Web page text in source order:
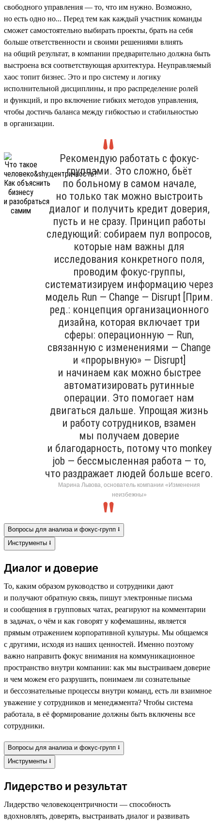
свободного управления — то, что им нужно. Возможно,
но есть одно но... Перед тем как каждый участник команды
сможет самостоятельно выбирать проекты, брать на себя
больше ответственности и своими решениями влиять
на общий результат, в компании предварительно должна быть
выстроена вся соответствующая архитектура. Неуправляемый
хаос топит бизнес. Это и про систему и логику
исполнительной дисциплины, и про распределение ролей
и функций, и про включение гибких методов управления,
чтобы достичь баланса между гибкостью и стабильностью
в организации.
Рекомендую работать с фокус-
группами. Это сложно, бьёт
по больному в самом начале,
но только так можно выстроить
диалог и получить кредит доверия,
пусть и не сразу. Принцип работы
следующий: собираем пул вопросов,
которые нам важны для
исследования конкретного поля,
проводим фокус-группы,
систематизируем информацию через
модель Run — Change — Disrupt [Прим.
ред.: концепция организационного
дизайна, которая включает три
сферы: операционную — Run,
связанную с изменениями — Change
и «прорывную» — Disrupt]
и начинаем как можно быстрее
автоматизировать рутинные
операции. Это помогает нам
двигаться дальше. Упрощая жизнь
и работу сотрудников, взамен
мы получаем доверие
и благодарность, потому что monkey
job — бессмысленная работа — то,
что раздражает людей больше всего.
Марина Львова, основатель компании «Изменения
неизбежны»
Вопросы для анализа и фокус-групп ⭣
Инструменты ⭣
Диалог и доверие
То, каким образом руководство и сотрудники дают
и получают обратную связь, пишут электронные письма
и сообщения в групповых чатах, реагируют на комментарии
в задачах, о чём и как говорят у кофемашины, является
прямым отражением корпоративной культуры. Мы общаемся
с другими, исходя из наших ценностей. Именно поэтому
важно направить фокус внимания на коммуникационное
пространство внутри компании: как мы выстраиваем доверие
и чем можем его разрушить, понимаем ли сознательные
и бессознательные процессы внутри команд, есть ли взаимное
уважение у сотрудников и менеджмента? Чтобы система
работала, в её формирование должны быть включены все
сотрудники.
Вопросы для анализа и фокус-групп ⭣
Инструменты ⭣
Лидерство и результат
Лидерство человекоцентричности — способность
вдохновлять, доверять, выстраивать диалог и развивать